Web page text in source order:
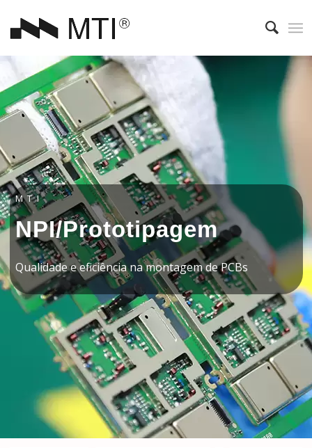
MTI
NPI/Prototipagem
Qualidade e eficiência na montagem de PCBs